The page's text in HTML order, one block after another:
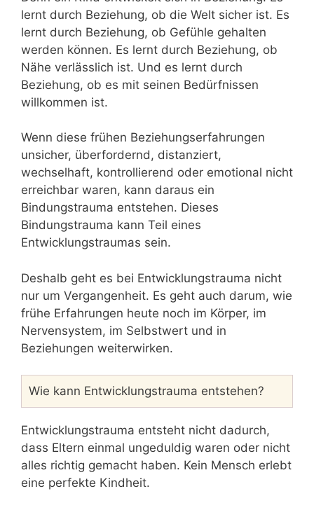
lernt durch Beziehung, ob die Welt sicher ist. Es
lernt durch Beziehung, ob Gefühle gehalten
werden können. Es lernt durch Beziehung, ob
Nähe verlässlich ist. Und es lernt durch
Beziehung, ob es mit seinen Bedürfnissen
willkommen ist.
Wenn diese frühen Beziehungserfahrungen
unsicher, überfordernd, distanziert,
wechselhaft, kontrollierend oder emotional nicht
erreichbar waren, kann daraus ein
Bindungstrauma entstehen. Dieses
Bindungstrauma kann Teil eines
Entwicklungstraumas sein.
Deshalb geht es bei Entwicklungstrauma nicht
nur um Vergangenheit. Es geht auch darum, wie
frühe Erfahrungen heute noch im Körper, im
Nervensystem, im Selbstwert und in
Beziehungen weiterwirken.
Wie kann Entwicklungstrauma entstehen?
Entwicklungstrauma entsteht nicht dadurch,
dass Eltern einmal ungeduldig waren oder nicht
alles richtig gemacht haben. Kein Mensch erlebt
eine perfekte Kindheit.